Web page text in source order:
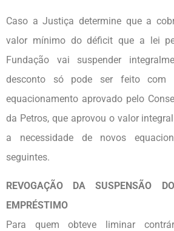
Caso a Justiça determine que a
valor mínimo do déficit que a lei
Fundação vai suspender
desconto só pode ser feito com
equacionamento aprovado pelo
da Petros, que aprovou o valor
a necessidade de novos
seguintes.
REVOGAÇÃO DA SUSPENSÃO
EMPRÉSTIMO
Para quem obteve liminar